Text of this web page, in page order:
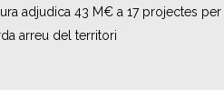
adjudica 43 M€ a 17 projectes per
arreu del territori